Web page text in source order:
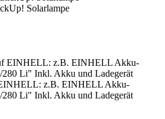
Solarlampe
z.B. EINHELL Akku-
Li" Inkl. Akku und Ladegerät